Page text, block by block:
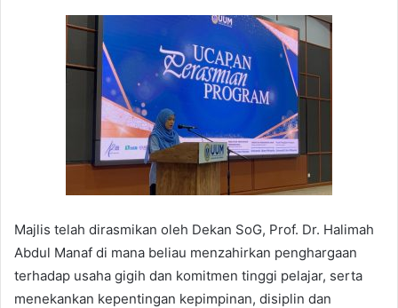
Majlis telah dirasmikan oleh Dekan SoG, Prof. Dr. Halimah
Abdul Manaf di mana beliau menzahirkan penghargaan
terhadap usaha gigih dan komitmen tinggi pelajar, serta
menekankan kepentingan kepimpinan, disiplin dan